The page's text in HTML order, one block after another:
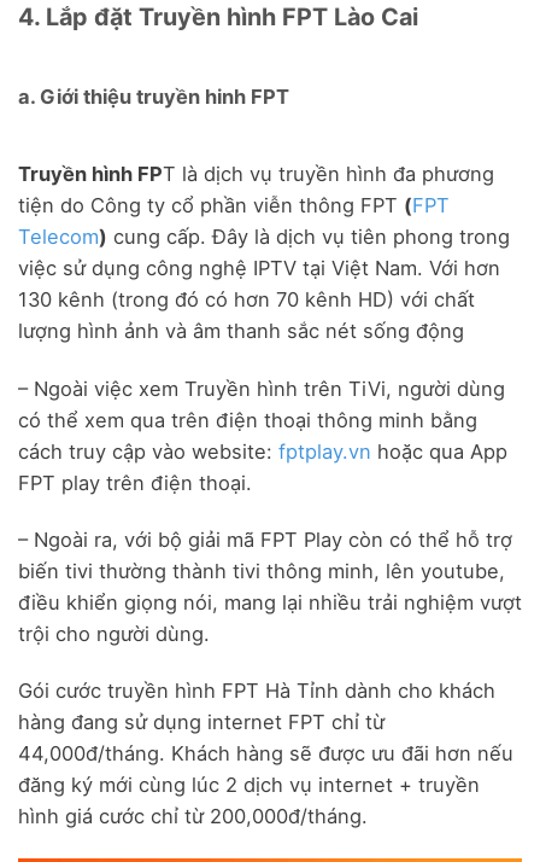
4. Lắp đặt Truyền hình FPT Lào Cai
a. Giới thiệu truyền hinh FPT
Truyền hình FPT là dịch vụ truyền hình đa phương
tiện do Công ty cổ phần viễn thông FPT (FPT
Telecom) cung cấp. Đây là dịch vụ tiên phong trong
việc sử dụng công nghệ IPTV tại Việt Nam. Với hơn
130 kênh (trong đó có hơn 70 kênh HD) với chất
lượng hình ảnh và âm thanh sắc nét sống động
– Ngoài việc xem Truyền hình trên TiVi, người dùng
có thể xem qua trên điện thoại thông minh bằng
cách truy cập vào website: fptplay.vn hoặc qua App
FPT play trên điện thoại.
– Ngoài ra, với bộ giải mã FPT Play còn có thể hỗ trợ
biến tivi thường thành tivi thông minh, lên youtube,
điều khiển giọng nói, mang lại nhiều trải nghiệm vượt
trội cho người dùng.
Gói cước truyền hình FPT Hà Tỉnh dành cho khách
hàng đang sử dụng internet FPT chỉ từ
44,000đ/tháng. Khách hàng sẽ được ưu đãi hơn nếu
đăng ký mới cùng lúc 2 dịch vụ internet + truyền
hình giá cước chỉ từ 200,000đ/tháng.